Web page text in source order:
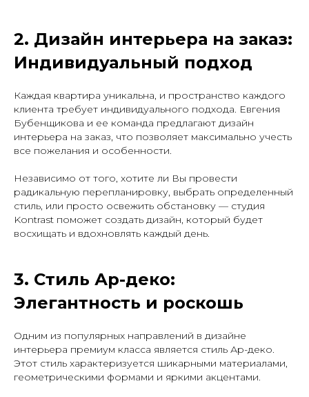
2. Дизайн интерьера на заказ:
Индивидуальный подход
Каждая квартира уникальна, и пространство каждого
клиента требует индивидуального подхода. Евгения
Бубенщикова и ее команда предлагают дизайн
интерьера на заказ, что позволяет максимально учесть
все пожелания и особенности.
Независимо от того, хотите ли Вы провести
радикальную перепланировку, выбрать определенный
стиль, или просто освежить обстановку — студия
Kontrast поможет создать дизайн, который будет
восхищать и вдохновлять каждый день.
3. Стиль Ар-деко:
Элегантность и роскошь
Одним из популярных направлений в дизайне
интерьера премиум класса является стиль Ар-деко.
Этот стиль характеризуется шикарными материалами,
геометрическими формами и яркими акцентами.